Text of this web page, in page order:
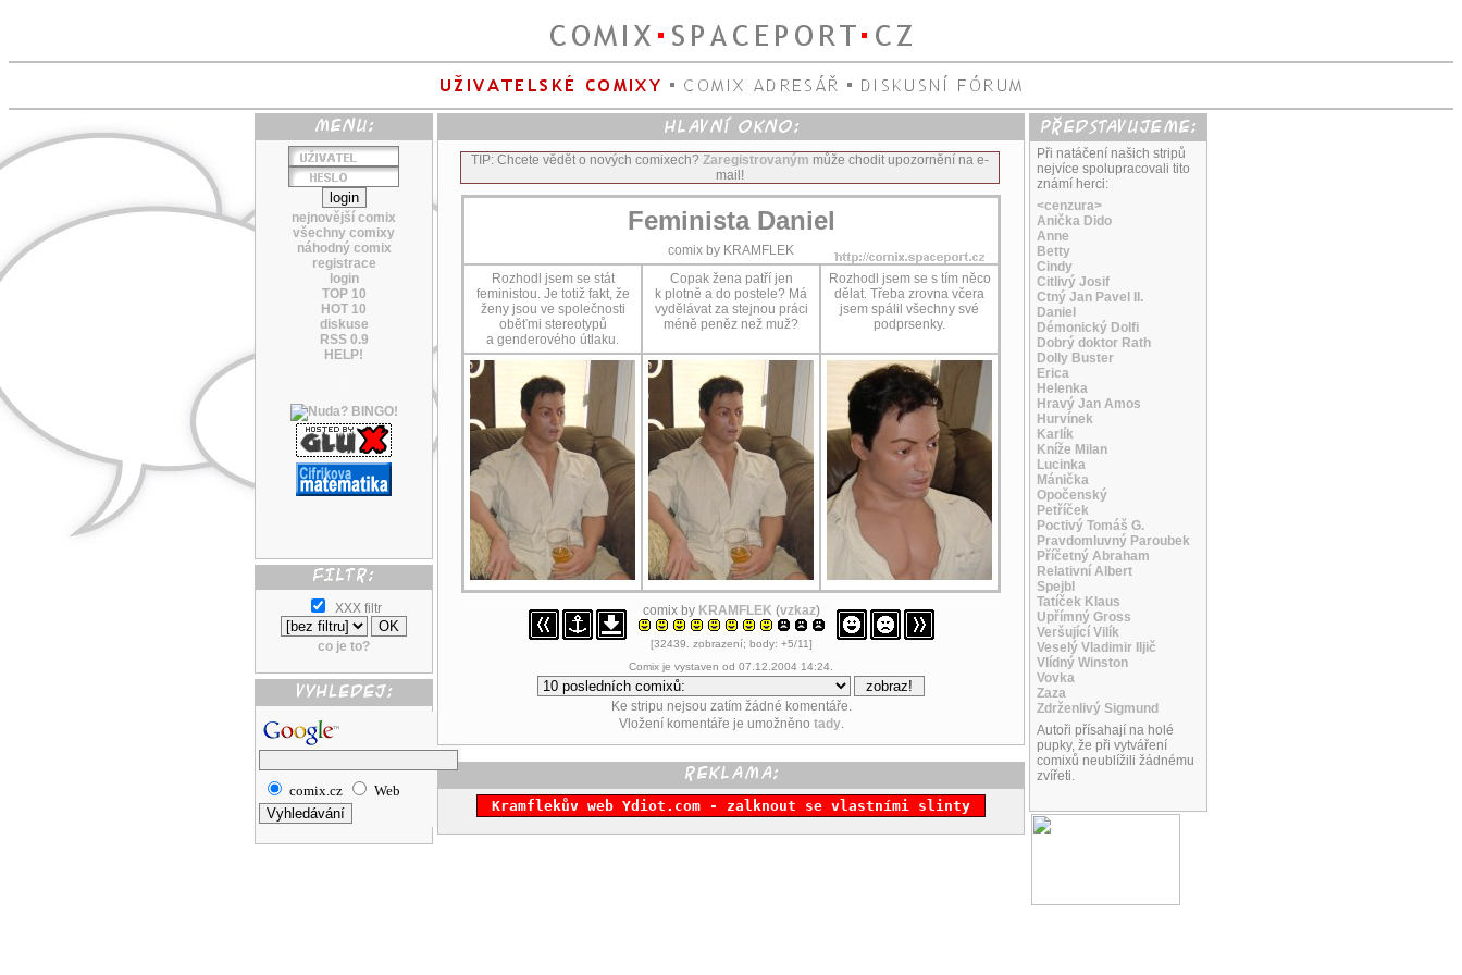
nejnovější comix
všechny comixy
náhodný comix
registrace
login
TOP 10
HOT 10
diskuse
RSS 0.9
HELP!
XXX filtr
co je to?
comix.cz Web
TIP: Chcete vědět o nových comixech? Zaregistrovaným může chodit upozornění na e-
mail!
Feminista Daniel
comix by KRAMFLEK
Rozhodl jsem se stát
feministou. Je totiž fakt, že
ženy jsou ve společnosti
oběťmi stereotypů
a genderového útlaku.
Copak žena patří jen
k plotně a do postele? Má
vydělávat za stejnou práci
méně peněz než muž?
Rozhodl jsem se s tím něco
dělat. Třeba zrovna včera
jsem spálil všechny své
podprsenky.
comix by KRAMFLEK (vzkaz)
[32439. zobrazení; body: +5/11]
Comix je vystaven od 07.12.2004 14:24.
Ke stripu nejsou zatím žádné komentáře.
Vložení komentáře je umožněno tady.
Kramflekův web Ydiot.com - zalknout se vlastními slinty
Při natáčení našich stripů
nejvíce spolupracovali tito
známí herci:
<cenzura>
Anička Dido
Anne
Betty
Cindy
Citlivý Josif
Ctný Jan Pavel II.
Daniel
Démonický Dolfi
Dobrý doktor Rath
Dolly Buster
Erica
Helenka
Hravý Jan Amos
Hurvínek
Karlík
Kníže Milan
Lucinka
Mánička
Opočenský
Petříček
Poctivý Tomáš G.
Pravdomluvný Paroubek
Příčetný Abraham
Relativní Albert
Spejbl
Tatíček Klaus
Upřímný Gross
Veršující Vilík
Veselý Vladimir Iljič
Vlídný Winston
Vovka
Zaza
Zdrženlivý Sigmund
Autoři přísahají na holé
pupky, že při vytváření
comixů neublížili žádnému
zvířeti.